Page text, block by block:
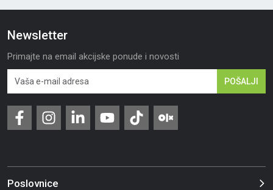
Newsletter
Primajte na email akcijske ponude i novosti
POŠALJI
Poslovnice